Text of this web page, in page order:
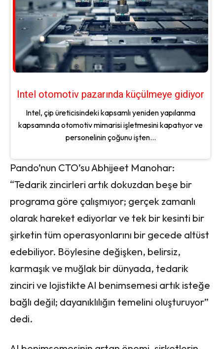
Intel otomotiv pazarında küçülmeye gidiyor
Intel, çip üreticisindeki kapsamlı yeniden yapılanma
kapsamında otomotiv mimarisi işletmesini kapatıyor ve
personelinin çoğunu işten...
Pando’nun CTO’su Abhijeet Manohar:
“Tedarik zincirleri artık dokuzdan beşe bir
programa göre çalışmıyor; gerçek zamanlı
olarak hareket ediyorlar ve tek bir kesinti bir
şirketin tüm operasyonlarını bir gecede altüst
edebiliyor. Böylesine değişken, belirsiz,
karmaşık ve muğlak bir dünyada, tedarik
zinciri ve lojistikte AI benimsemesi artık isteğe
bağlı değil; dayanıklılığın temelini oluşturuyor”
dedi.